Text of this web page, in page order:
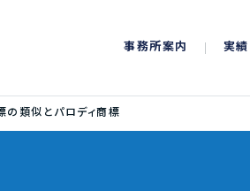
事務所案内 実績
の類似とパロディ商標